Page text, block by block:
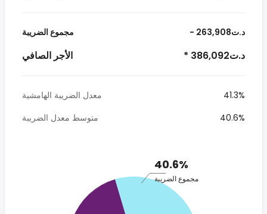
مجموع الضريبة - 263,908د.ت
الأجر الصافي * 386,092د.ت
معدل الضريبة الهامشية
41.3%
متوسط معدل الضريبة
40.6%
40.6%
مجموع الضريبة